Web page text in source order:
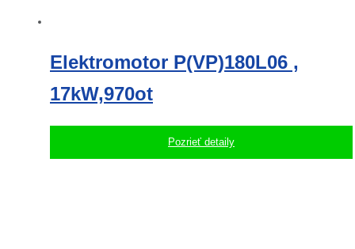
Elektromotor P(VP)180L06 ,
17kW,970ot
Pozrieť detaily